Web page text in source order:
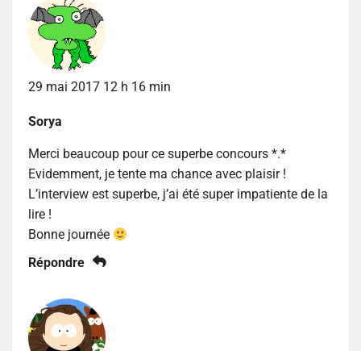
29 mai 2017 12 h 16 min
Sorya
Merci beaucoup pour ce superbe concours *.*
Evidemment, je tente ma chance avec plaisir !
L’interview est superbe, j’ai été super impatiente de la
lire !
Bonne journée
Répondre